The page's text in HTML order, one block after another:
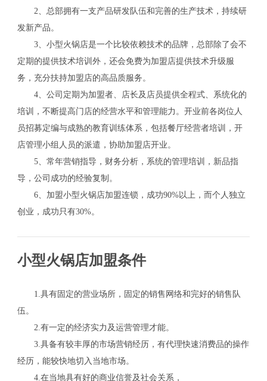
2、总部拥有一支产品研发队伍和完善的生产技术，持续研
发新产品。
3、小型火锅店是一个比较依赖技术的品牌，总部除了会不
定期的提供技术培训外，还会免费为加盟店提供技术升级服
务，充分扶持加盟店的高品质服务。
4、公司定期为加盟者、店长及店员提供全程式、系统化的
培训，不断提高门店的经营水平和管理能力。开业前各岗位人
员招募定编与成熟的教育训练体系，包括餐厅经营者培训，开
店管理小组人员的派遣，协助加盟店开业。
5、常年营销指导，财务分析，系统的管理培训，新品指
导，公司成功的经验复制。
6、加盟小型火锅店加盟连锁，成功90%以上，而个人独立
创业，成功只有30%。
小型火锅店加盟条件
1.具有固定的营业场所，固定的销售网络和完好的销售队
伍。
2.有一定的经济实力及运营管理才能。
3.具备有较丰厚的市场营销经历，有代理快速消费品的操作
经历，能较快地切入当地市场。
4.在当地具有好的商业信誉及社会关系，